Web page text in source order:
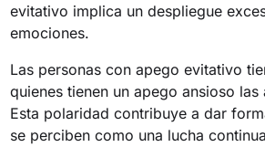
evitativo implica un despliegue
emociones.
Las personas con apego evitativo
quienes tienen un apego ansioso
Esta polaridad contribuye a dar
se perciben como una lucha